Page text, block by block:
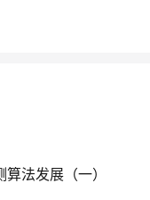
法发展（一）